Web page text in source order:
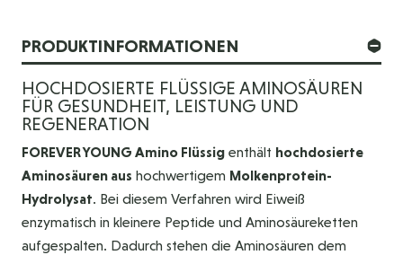
PRODUKTINFORMATIONEN
HOCHDOSIERTE FLÜSSIGE AMINOSÄUREN
FÜR GESUNDHEIT, LEISTUNG UND
REGENERATION
FOREVER YOUNG Amino Flüssig enthält hochdosierte
Aminosäuren aus hochwertigem Molkenprotein-
Hydrolysat. Bei diesem Verfahren wird Eiweiß
enzymatisch in kleinere Peptide und Aminosäureketten
aufgespalten. Dadurch stehen die Aminosäuren dem